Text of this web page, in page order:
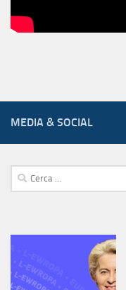
MEDIA & SOCIAL
Ricerca
per: